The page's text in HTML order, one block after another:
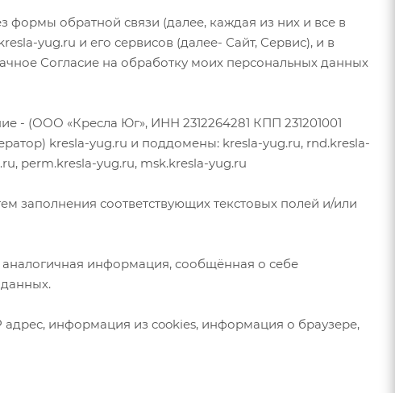
обратной связи (далее, каждая из них и все в
yug.ru и его сервисов (далее- Сайт, Сервис), и в
Согласие на обработку моих персональных данных
- (ООО «Кресла Юг», ИНН 2312264281 КПП 231201001
kresla-yug.ru и поддомены: kresla-yug.ru, rnd.kresla-
perm.kresla-yug.ru, msk.kresla-yug.ru
заполнения соответствующих текстовых полей и/или
аналогичная информация, сообщённая о себе
информация из cookies, информация о браузере,